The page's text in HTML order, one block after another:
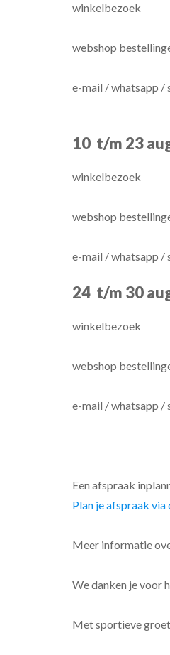
winkelbezoek
webshop
e-mail / whatsapp /
10 t/m 23
winkelbezoek
webshop
e-mail / whatsapp /
24 t/m 30
winkelbezoek
webshop
e-mail / whatsapp /
Een afspraak
Plan je afspraak
Meer informatie
We danken je voor
Met sportieve groet,